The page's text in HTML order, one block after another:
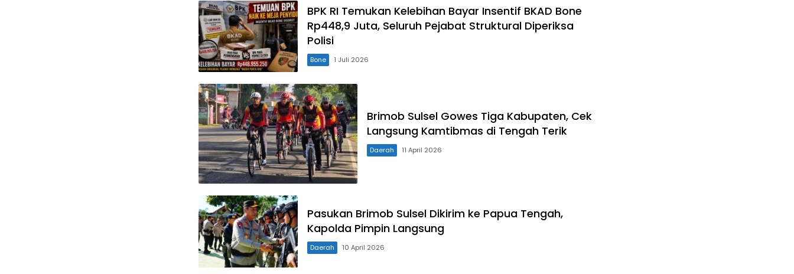
BPK RI Temukan Kelebihan Bayar Insentif BKAD Bone
Rp448,9 Juta, Seluruh Pejabat Struktural Diperiksa
Polisi
Bone 1 Juli 2026
Brimob Sulsel Gowes Tiga Kabupaten, Cek
Langsung Kamtibmas di Tengah Terik
Daerah 11 April 2026
Pasukan Brimob Sulsel Dikirim ke Papua Tengah,
Kapolda Pimpin Langsung
Daerah 10 April 2026